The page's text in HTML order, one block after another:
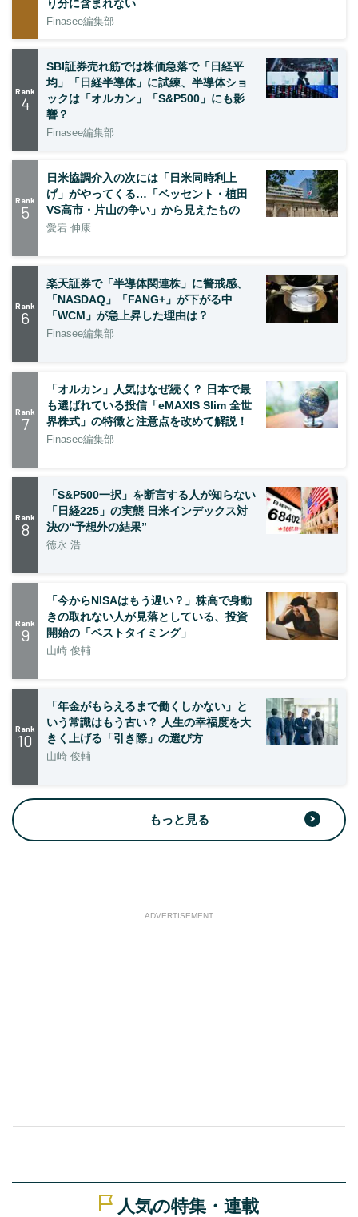
り分に含まれない
Finasee編集部
Rank
4
SBI証券売れ筋では株価急落で「日経平
均」「日経半導体」に試練、半導体ショ
ックは「オルカン」「S&P500」にも影
響？
Finasee編集部
Rank
5
日米協調介入の次には「日米同時利上
げ」がやってくる…「ベッセント・植田
VS高市・片山の争い」から見えたもの
愛宕 伸康
Rank
6
楽天証券で「半導体関連株」に警戒感、
「NASDAQ」「FANG+」が下がる中
「WCM」が急上昇した理由は？
Finasee編集部
Rank
7
「オルカン」人気はなぜ続く？ 日本で最
も選ばれている投信「eMAXIS Slim 全世
界株式」の特徴と注意点を改めて解説！
Finasee編集部
Rank
8
「S&P500一択」を断言する人が知らない
「日経225」の実態 日米インデックス対
決の“予想外の結果”
徳永 浩
Rank
9
「今からNISAはもう遅い？」株高で身動
きの取れない人が見落としている、投資
開始の「ベストタイミング」
山崎 俊輔
Rank
10
「年金がもらえるまで働くしかない」と
いう常識はもう古い？ 人生の幸福度を大
きく上げる「引き際」の選び方
山崎 俊輔
もっと見る
ADVERTISEMENT
人気の特集・連載